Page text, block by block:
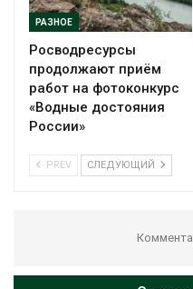
РАЗНОЕ
Росводресурсы
продолжают приём
работ на фотоконкурс
«Водные достояния
России»
PREV СЛЕДУЮЩИЙ